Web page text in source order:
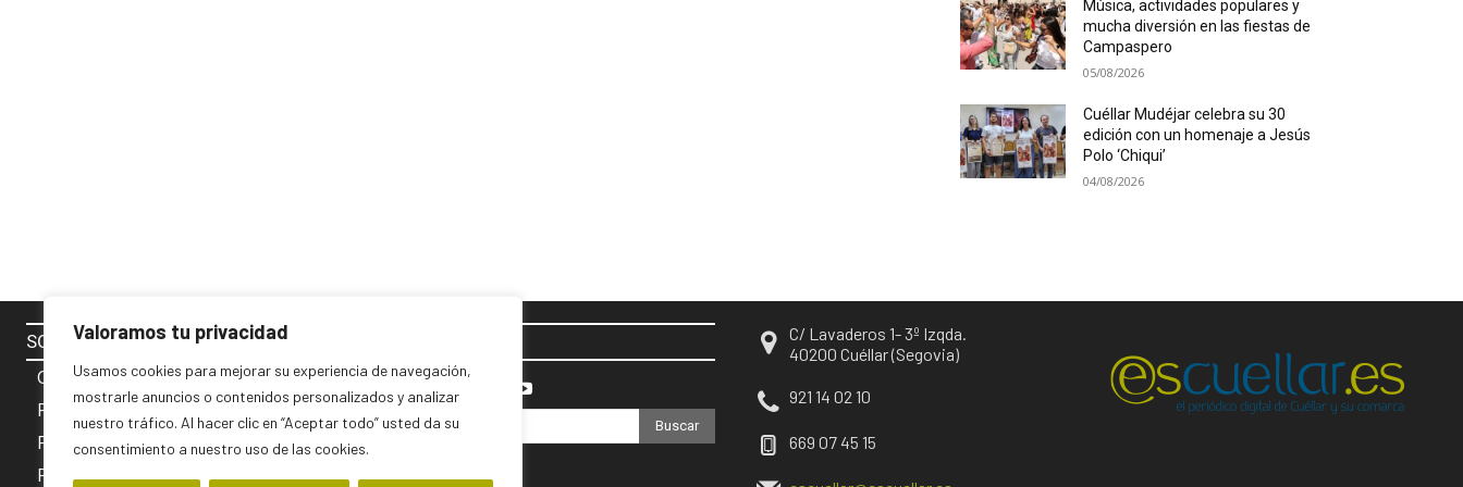
Valoramos tu privacidad
Usamos cookies para mejorar su experiencia de navegación,
mostrarle anuncios o contenidos personalizados y analizar
nuestro tráfico. Al hacer clic en “Aceptar todo” usted da su
consentimiento a nuestro uso de las cookies.
Música, actividades populares y
mucha diversión en las fiestas de
Campaspero
05/08/2026
Cuéllar Mudéjar celebra su 30
edición con un homenaje a Jesús
Polo ‘Chiqui’
04/08/2026
SOBRE NOSOTROS
Contacto
Política de cookies
Privacidad y Aviso Legal
PUBLICIDAD
Buscar
C/ Lavaderos 1- 3º Izqda.
40200 Cuéllar (Segovia)
921 14 02 10
669 07 45 15